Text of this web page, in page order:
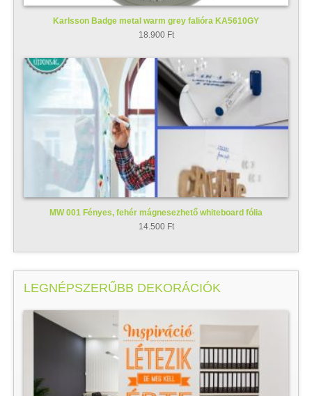
Karlsson Badge metal warm grey falióra KA5610GY
18.900 Ft
MW 001 Fényes, fehér mágnesezhető whiteboard fólia
14.500 Ft
LEGNÉPSZERŰBB DEKORÁCIÓK